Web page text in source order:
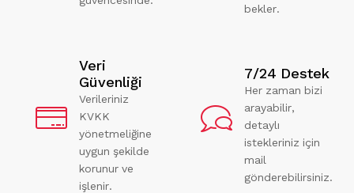
bekler.
Veri
Güvenliği
Verileriniz
KVKK
yönetmeliğine
uygun şekilde
korunur ve
işlenir.
7/24 Destek
Her zaman bizi
arayabilir,
detaylı
istekleriniz için
mail
gönderebilirsiniz.